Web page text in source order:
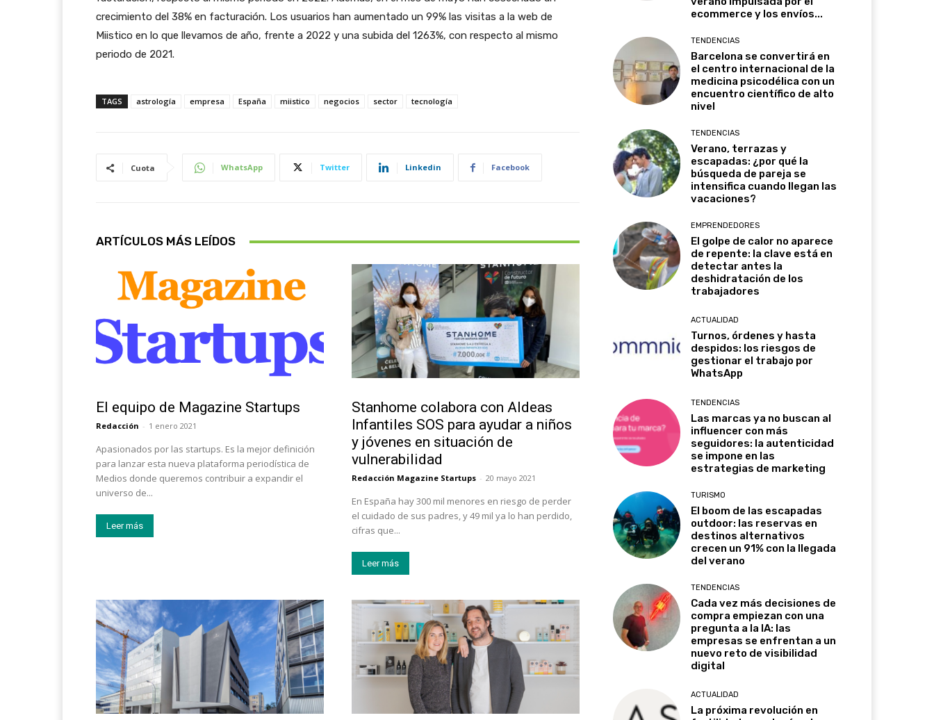
crecimiento del 38% en facturación. Los usuarios han aumentado un 99% las visitas a la web de
Miistico en lo que llevamos de año, frente a 2022 y una subida del 1263%, con respecto al mismo
periodo de 2021.
TAGS astrología empresa España miistico negocios sector tecnología
Cuota WhatsApp Twitter Linkedin Facebook
ARTÍCULOS MÁS LEÍDOS
El equipo de Magazine Startups
Redacción - 1 enero 2021
Apasionados por las startups. Es la mejor definición
para lanzar esta nueva plataforma periodística de
Medios donde queremos contribuir a expandir el
universo de...
Leer más
Stanhome colabora con Aldeas
Infantiles SOS para ayudar a niños
y jóvenes en situación de
vulnerabilidad
Redacción Magazine Startups - 20 mayo 2021
En España hay 300 mil menores en riesgo de perder
el cuidado de sus padres, y 49 mil ya lo han perdido,
cifras que...
Leer más
ecommerce y los envíos...
TENDENCIAS
Barcelona se convertirá en
el centro internacional de la
medicina psicodélica con un
encuentro científico de alto
nivel
TENDENCIAS
Verano, terrazas y
escapadas: ¿por qué la
búsqueda de pareja se
intensifica cuando llegan las
vacaciones?
EMPRENDEDORES
El golpe de calor no aparece
de repente: la clave está en
detectar antes la
deshidratación de los
trabajadores
ACTUALIDAD
Turnos, órdenes y hasta
despidos: los riesgos de
gestionar el trabajo por
WhatsApp
TENDENCIAS
Las marcas ya no buscan al
influencer con más
seguidores: la autenticidad
se impone en las
estrategias de marketing
TURISMO
El boom de las escapadas
outdoor: las reservas en
destinos alternativos
crecen un 91% con la llegada
del verano
TENDENCIAS
Cada vez más decisiones de
compra empiezan con una
pregunta a la IA: las
empresas se enfrentan a un
nuevo reto de visibilidad
digital
ACTUALIDAD
La próxima revolución en